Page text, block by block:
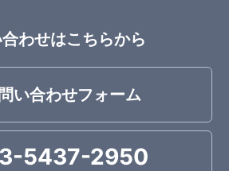
わせはこちらから
い合わせフォーム
5437-2950